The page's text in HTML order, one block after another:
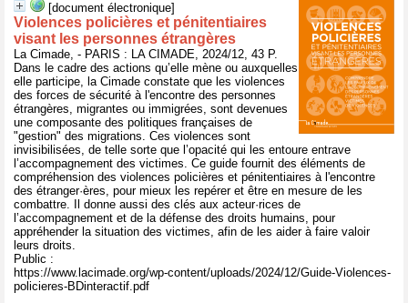
[document électronique]
Violences policières et pénitentiaires
visant les personnes étrangères
La Cimade, - PARIS : LA CIMADE, 2024/12, 43 P.
Dans le cadre des actions qu’elle mène ou auxquelles
elle participe, la Cimade constate que les violences
des forces de sécurité à l'encontre des personnes
étrangères, migrantes ou immigrées, sont devenues
une composante des politiques françaises de
"gestion" des migrations. Ces violences sont
invisibilisées, de telle sorte que l’opacité qui les entoure entrave
l’accompagnement des victimes. Ce guide fournit des éléments de
compréhension des violences policières et pénitentiaires à l'encontre
des étranger·ères, pour mieux les repérer et être en mesure de les
combattre. Il donne aussi des clés aux acteur·rices de
l’accompagnement et de la défense des droits humains, pour
appréhender la situation des victimes, afin de les aider à faire valoir
leurs droits.
Public :
https://www.lacimade.org/wp-content/uploads/2024/12/Guide-Violences-
policieres-BDinteractif.pdf